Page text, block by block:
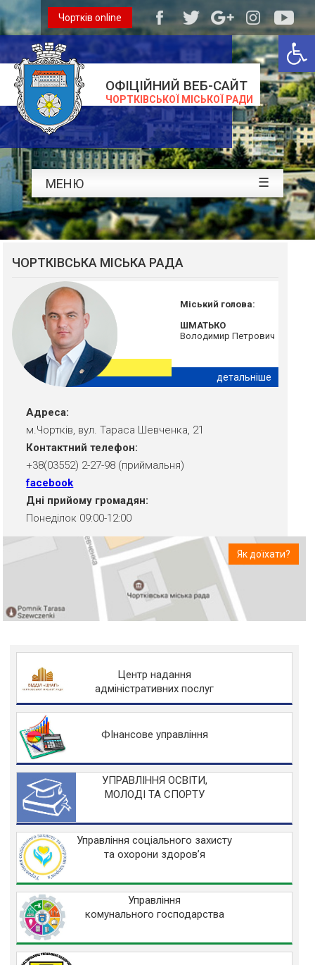
ОФІЦІЙНИЙ ВЕБ-САЙТ
ЧОРТКІВСЬКОЇ МІСЬКОЇ РАДИ
Чортків online
МЕНЮ ☰
ЧОРТКІВСЬКА МІСЬКА РАДА
Міський голова:
ШМАТЬКО
Володимир Петрович
детальніше
Адреса:
м.Чортків, вул. Тараса Шевченка, 21
Контактний телефон:
+38(03552) 2-27-98 (приймальня)
facebook
Дні прийому громадян:
Понеділок 09:00-12:00
Як доїхати?
Центр надання
адміністративних послуг
ФІнансове управління
УПРАВЛІННЯ ОСВІТИ,
МОЛОДІ ТА СПОРТУ
Управління соціального захисту
та охорони здоров’я
Управління
комунального господарства